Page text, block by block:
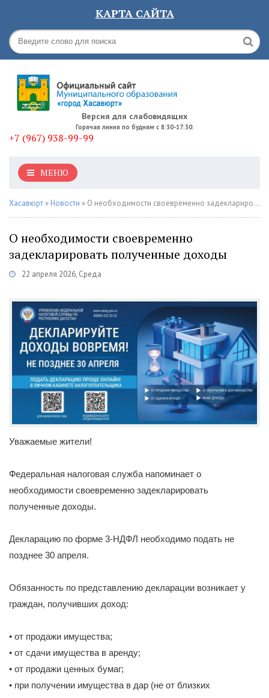
КАРТА САЙТА
Версия для слабовидящих
Горячая линия по будням с 8:30-17:30:
+7 (967) 938-99-99
МЕНЮ
Хасавюрт » Новости » О необходимости своевременно задекларировать полученные доходы
О необходимости своевременно
задекларировать полученные доходы
22 апреля 2026, Среда
Уважаемые жители!
Федеральная налоговая служба напоминает о
необходимости своевременно задекларировать
полученные доходы.
Декларацию по форме 3-НДФЛ необходимо подать не
позднее 30 апреля.
Обязанность по представлению декларации возникает у
граждан, получивших доход:
• от продажи имущества;
• от сдачи имущества в аренду;
• от продажи ценных бумаг;
• при получении имущества в дар (не от близких